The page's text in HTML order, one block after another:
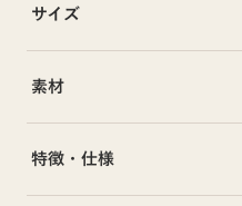
サイズ
素材
特徴・仕様